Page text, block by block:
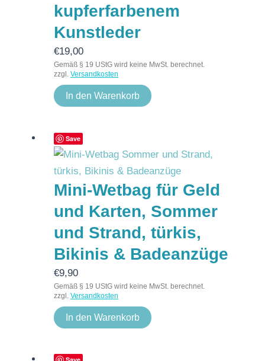
kupferfarbenem
Kunstleder
€19,00
Gemäß § 19 UStG wird keine MwSt. berechnet.
zzgl. Versandkosten
In den Warenkorb
Save
Mini-Wetbag für Geld
und Karten, Sommer
und Strand, türkis,
Bikinis & Badeanzüge
€9,90
Gemäß § 19 UStG wird keine MwSt. berechnet.
zzgl. Versandkosten
In den Warenkorb